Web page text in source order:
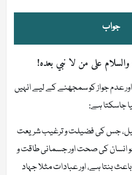
جواب
والسلام على من لا نبي بعده!
عدم جواز کو سمجھنے کے لیے انہیں
جاسکتا ہے:
جس کی فضیلت و ترغیب شریعت
انسان کی صحت اور جسمانی طاقت و
بنتا ہے، اور عبادات مثلا جہاد